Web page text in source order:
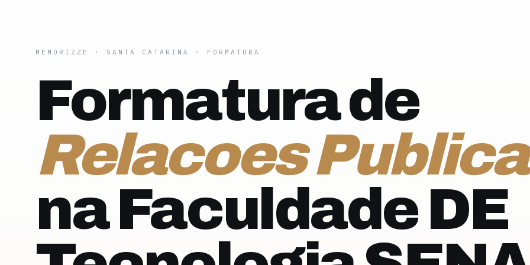
MEMORIZZE · SANTA CATARINA · FORMATURA
Formatura de
Relacoes
na Faculdade DE